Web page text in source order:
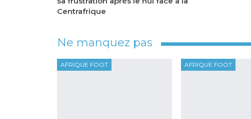
Centrafrique
Ne manquez pas
AFRIQUE FOOT AFRIQUE FOOT